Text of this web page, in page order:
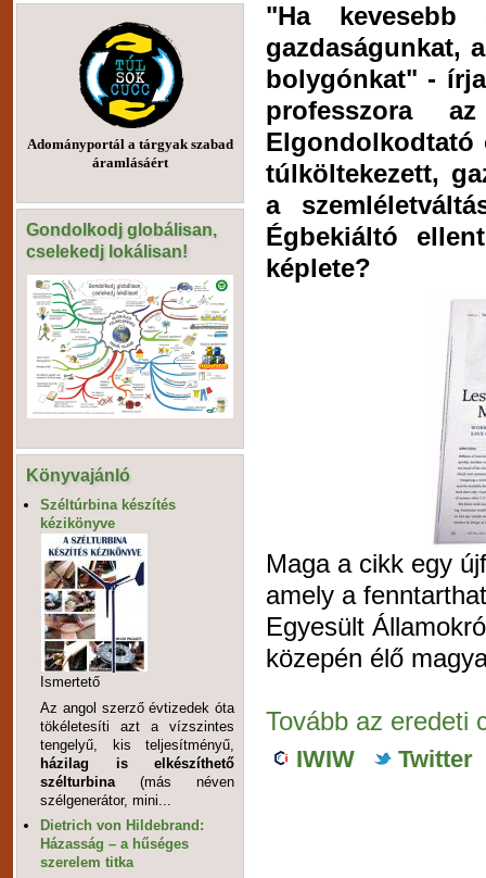
Adományportál a tárgyak szabad
áramlásáért
Gondolkodj globálisan,
cselekedj lokálisan!
Könyvajánló
Széltúrbina készítés
kézikönyve
Ismertető
Az angol szerző évtizedek óta
tökéletesíti azt a vízszintes
tengelyű, kis teljesítményű,
házilag is elkészíthető
szélturbina (más néven
szélgenerátor, mini...
Dietrich von Hildebrand:
Házasság – a hűséges
szerelem titka
"Ha kevesebb
gazdaságunkat,
bolygónkat" -
professzora
Elgondolkodtató
túlköltekezett,
a
Égbekiáltó
képlete?
Maga a cikk egy
amely a
Egyesült
közepén élő
Tovább az eredeti
IWIW Twitter